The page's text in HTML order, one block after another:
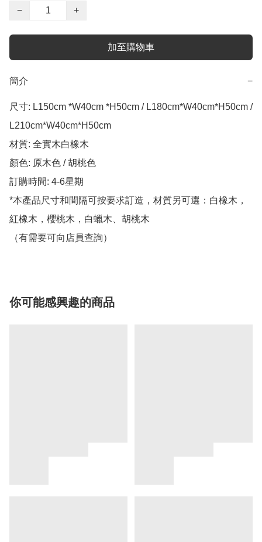
−
+
加至購物車
簡介 −
尺寸: L150cm *W40cm *H50cm / L180cm*W40cm*H50cm /
L210cm*W40cm*H50cm
材質: 全實木白橡木
顏色: 原木色 / 胡桃色
訂購時間: 4-6星期
*本產品尺寸和間隔可按要求訂造，材質另可選：白橡木，
紅橡木，櫻桃木，白蠟木、胡桃木
（有需要可向店員查詢）
你可能感興趣的商品